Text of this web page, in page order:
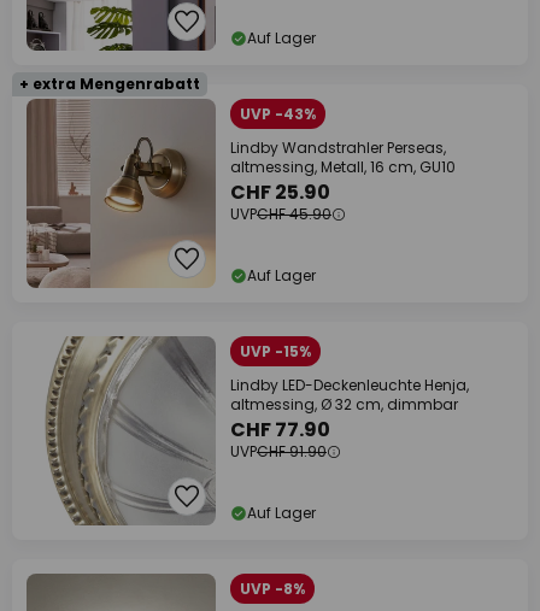
Auf Lager
+ extra Mengenrabatt
UVP -43%
Lindby Wandstrahler Perseas,
altmessing, Metall, 16 cm, GU10
CHF 25.90
UVPCHF 45.90
Auf Lager
UVP -15%
Lindby LED-Deckenleuchte Henja,
altmessing, Ø 32 cm, dimmbar
CHF 77.90
UVPCHF 91.90
Auf Lager
UVP -8%